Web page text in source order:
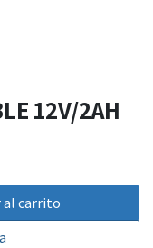
12V/2AH
al carrito